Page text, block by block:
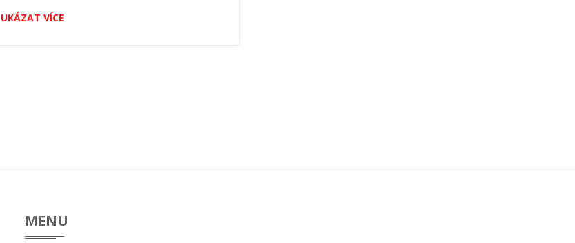
celkové zdraví těla. Přijďte se se mnou podívat na
zajímavosti o zubním plaku.
UKÁZAT VÍCE
MENU